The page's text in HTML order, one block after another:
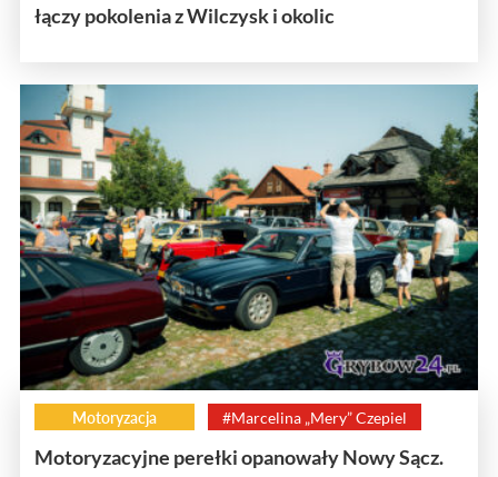
łączy pokolenia z Wilczysk i okolic
Motoryzacja #Marcelina „Mery” Czepiel
Motoryzacyjne perełki opanowały Nowy Sącz.